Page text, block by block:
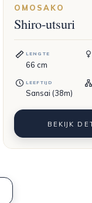
OMOSAKO
Shiro-utsuri
LENGTE
66 cm
LEEFTIJD
Sansai (38m)
BEKIJK